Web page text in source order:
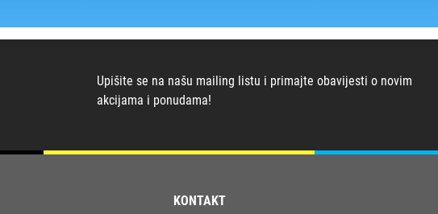
Upišite se na našu mailing listu i primajte obavijesti o novim
akcijama i ponudama!
KONTAKT